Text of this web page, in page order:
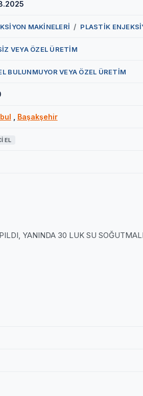
MAKİNELERİ / PLASTİK
VEYA ÖZEL ÜRETİM
BULUNMUYOR VEYA ÖZEL ÜRETİM
Başakşehir
EL
YANINDA 30 LUK SU